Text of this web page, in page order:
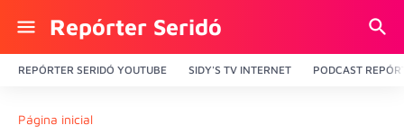
Repórter Seridó
REPÓRTER SERIDÓ YOUTUBE SIDY'S TV INTERNET PODCAST
Página inicial